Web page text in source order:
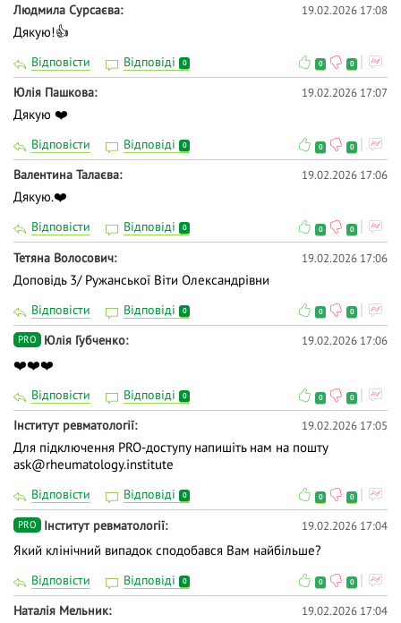
Людмила Сурсаєва 19.02.2026 17:08
Дякую!👍
Відповісти Відповіді 0 0 0
Юлія Пашкова 19.02.2026 17:07
Дякую ❤️
Відповісти Відповіді 0 0 0
Валентина Талаєва 19.02.2026 17:06
Дякую.❤️
Відповісти Відповіді 0 0 0
Тетяна Волосович 19.02.2026 17:06
Доповідь 3/ Ружанської Віти Олександрівни
Відповісти Відповіді 0 0 0
PRO Юлія Губченко 19.02.2026 17:06
❤️❤️❤️
Відповісти Відповіді 0 0 0
Інститут ревматології 19.02.2026 17:05
Для підключення PRO-доступу напишіть нам на пошту
ask@rheumatology.institute
Відповісти Відповіді 0 0 0
PRO Інститут ревматології 19.02.2026 17:04
Який клінічний випадок сподобався Вам найбільше?
Відповісти Відповіді 0 0 0
Наталія Мельник 19.02.2026 17:04